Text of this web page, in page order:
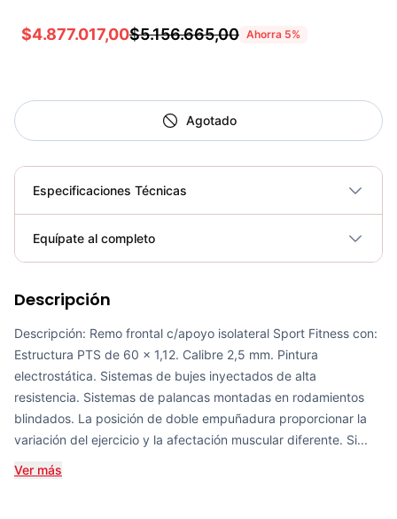
$4.877.017,00$5.156.665,00 Ahorra 5%
Agotado
Especificaciones Técnicas
Plegable No
Equípate al completo
COP 1,904,000.00
Bicicleta Spinning Urbino - Sportfitness 70403
COP 924,600.00
Descripción
Descripción: Remo frontal c/apoyo isolateral Sport Fitness con:
Estructura PTS de 60 x 1,12. Calibre 2,5 mm. Pintura
electrostática. Sistemas de bujes inyectados de alta
resistencia. Sistemas de palancas montadas en rodamientos
blindados. La posición de doble empuñadura proporcionar la
variación del ejercicio y la afectación muscular diferente. Si...
Ver más